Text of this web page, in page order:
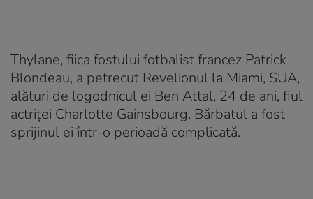
Thylane, fiica fostului fotbalist francez Patrick
Blondeau, a petrecut Revelionul la Miami, SUA,
alături de logodnicul ei Ben Attal, 24 de ani, fiul
actriței Charlotte Gainsbourg. Bărbatul a fost
sprijinul ei într-o perioadă complicată.